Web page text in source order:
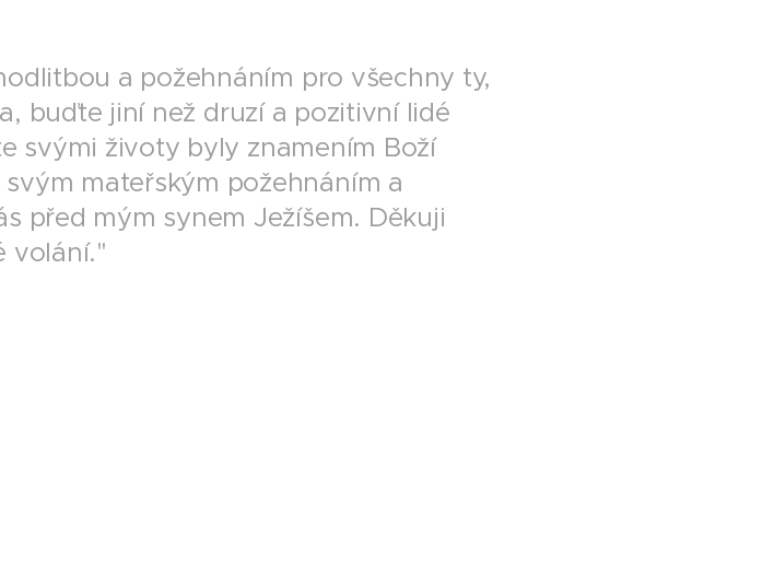
a požehnáním pro všechny ty,
buďte jiní než druzí a pozitivní lidé
svými životy byly znamením Boží
mateřským požehnáním a
před mým synem Ježíšem. Děkuji
volání."